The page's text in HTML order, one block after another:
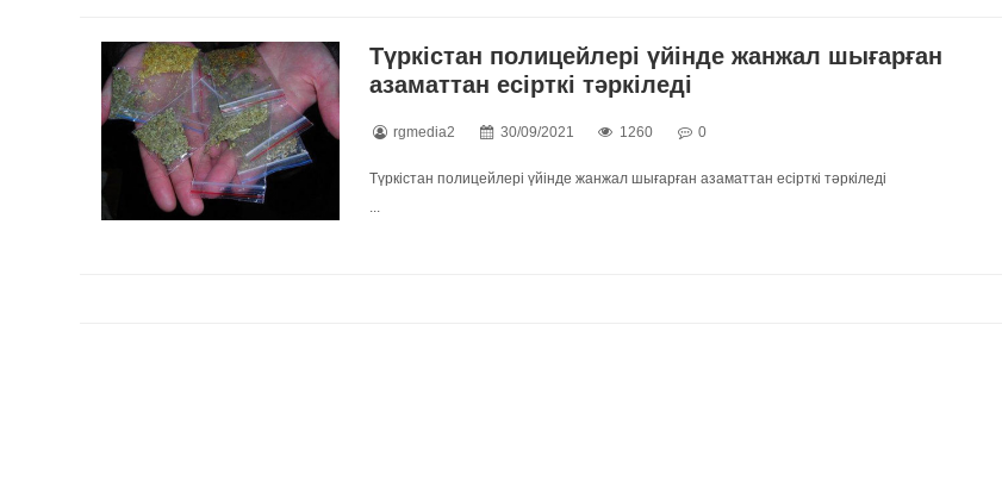
Түркістан полицейлері үйінде жанжал шығарған
азаматтан есірткі тәркіледі
rgmedia2 30/09/2021 1260 0
Түркістан полицейлері үйінде жанжал шығарған азаматтан есірткі тәркіледі
...